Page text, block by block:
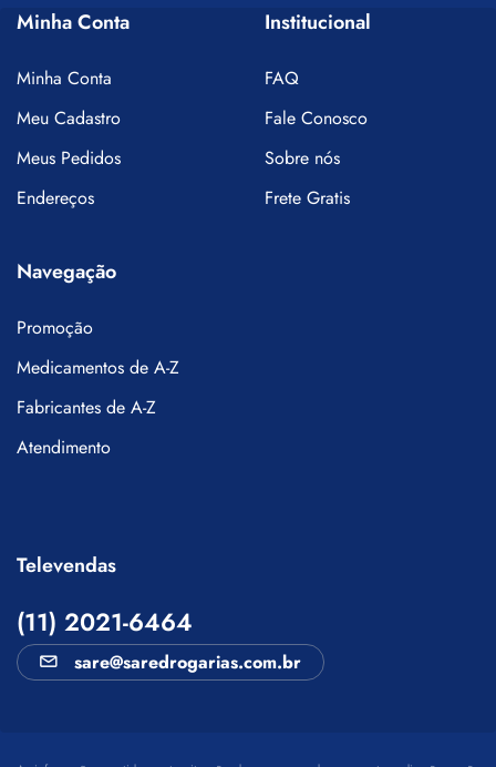
Minha Conta
Minha Conta
Meu Cadastro
Meus Pedidos
Endereços
Institucional
FAQ
Fale Conosco
Sobre nós
Frete Gratis
Navegação
Promoção
Medicamentos de A-Z
Fabricantes de A-Z
Atendimento
Televendas
(11) 2021-6464
sare@saredrogarias.com.br